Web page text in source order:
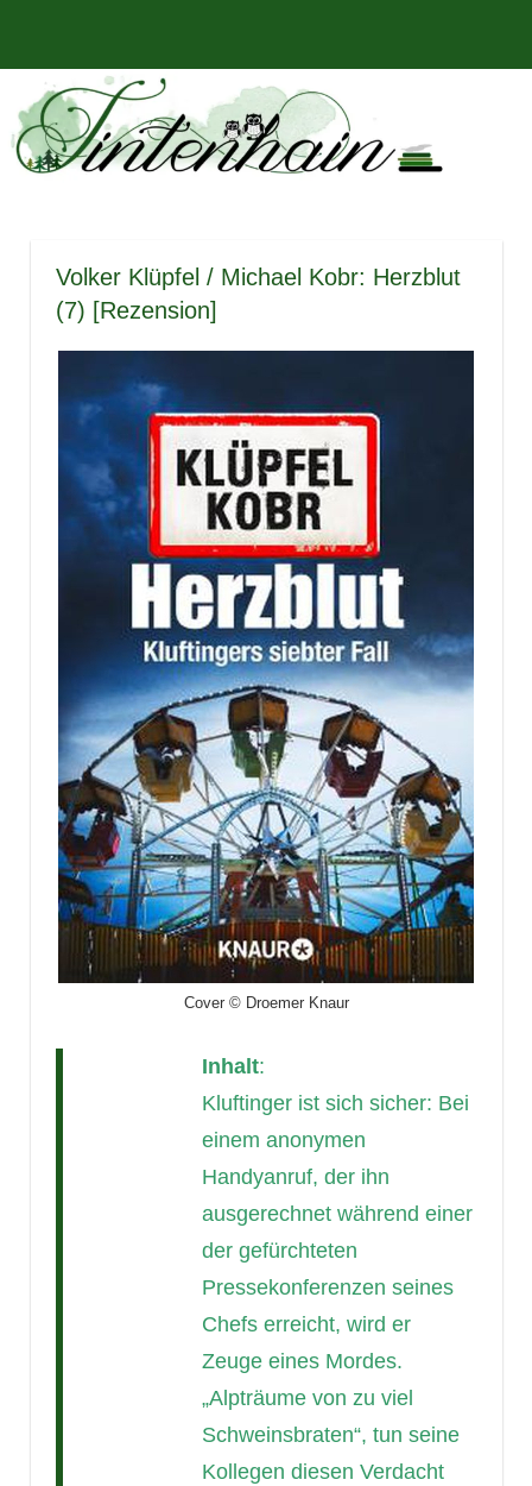
springen
Tintenhain
–
Der
Rezensionen
und
mehr
Volker Klüpfel / Michael Kobr: Herzblut
(7) [Rezension]
Cover © Droemer Knaur
Inhalt:
Kluftinger ist sich sicher: Bei
einem anonymen
Handyanruf, der ihn
ausgerechnet während einer
der gefürchteten
Pressekonferenzen seines
Chefs erreicht, wird er
Zeuge eines Mordes.
„Alpträume von zu viel
Schweinsbraten“, tun seine
Kollegen diesen Verdacht